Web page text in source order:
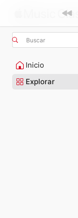
Buscar
Inicio
Explorar